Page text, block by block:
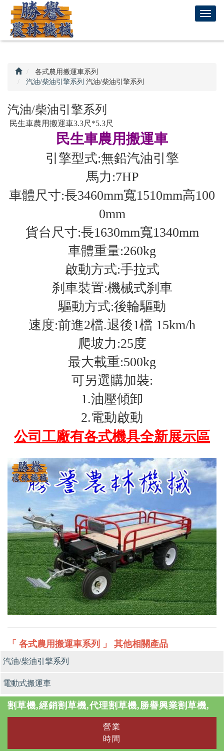
T
回
首
頁
各式農用搬運車系列
汽油/柴油引擎系列 汽油/柴油引擎系列
汽油/柴油引擎系列
民生車農用搬運車3.3尺*5.3尺
民生車農用搬運車
引擎型式:無鉛汽油引擎
馬力:7HP
車體尺寸:長3460mm寬1510mm高100
0mm
貨台尺寸:長1630mm寬1340mm
車體重量:260kg
啟動方式:手拉式
刹車裝置:機械式刹車
驅動方式:後輪驅動
速度:前進2檔.退後1檔 15km/h
爬坡力:25度
最大載重:500kg
可另選購加裝:
1.油壓傾卸
2.電動啟動
公司工廠有各式機具全新展示區
「 各式農用搬運車系列 」 其他相關產品
汽油/柴油引擎系列
電動式搬運車
割草機,經銷割草機,代理割草機,勝譽興業割草機,
營業
時間